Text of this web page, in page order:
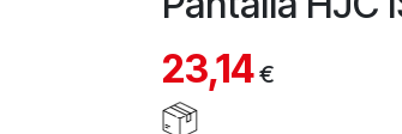
23,14€